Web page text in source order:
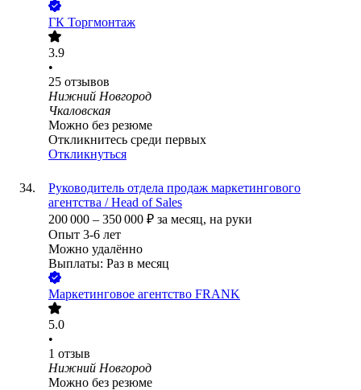
ГК Торгмонтаж
3.9
•
25 отзывов
Нижний Новгород
Чкаловская
Можно без резюме
Откликнитесь среди первых
Откликнуться
Руководитель отдела продаж маркетингового
агентства / Head of Sales
200 000 – 350 000 ₽ за месяц, на руки
Опыт 3-6 лет
Можно удалённо
Выплаты: Раз в месяц
Маркетинговое агентство FRANK
5.0
•
1 отзыв
Нижний Новгород
Можно без резюме